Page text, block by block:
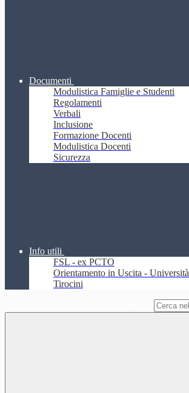
Documenti
Modulistica Famiglie e Studenti
Regolamenti
Verbali
Inclusione
Formazione Docenti
Modulistica Docenti
Sicurezza
Info utili
FSL - ex PCTO
Orientamento in Uscita - Università
Tirocini